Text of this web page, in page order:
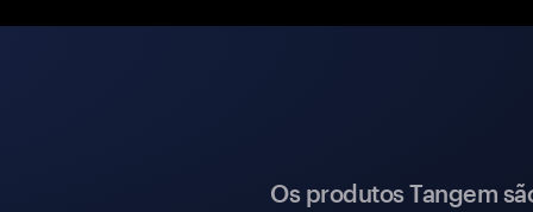
Os produtos Tangem